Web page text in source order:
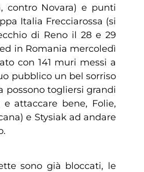
contro Novara) e punti
Italia Frecciarossa (si
di Reno il 28 e 29
in Romania mercoledì
con 141 muri messi a
pubblico un bel sorriso
possono togliersi grandi
attaccare bene, Folie,
e Stysiak ad andare
sono già bloccati, le